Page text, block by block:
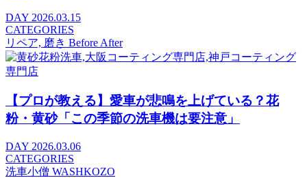
DAY 2026.03.15
CATEGORIES
リペア, 磨き Before After
【プロが教える】愛車が悲鳴を上げている？花
粉・黄砂「この季節の洗車機は要注意」
DAY 2026.03.06
CATEGORIES
洗車小僧 WASHKOZO